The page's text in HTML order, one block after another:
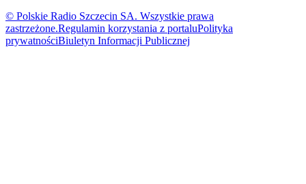
© Polskie Radio Szczecin SA. Wszystkie prawa
zastrzeżone.Regulamin korzystania z portaluPolityka
prywatnościBiuletyn Informacji Publicznej